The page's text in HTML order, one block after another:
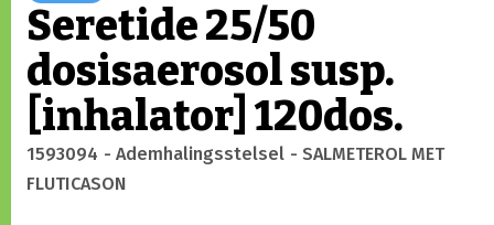
Seretide 25/50
dosisaerosol susp.
[inhalator] 120dos.
1593094 - Ademhalingsstelsel - SALMETEROL MET
FLUTICASON